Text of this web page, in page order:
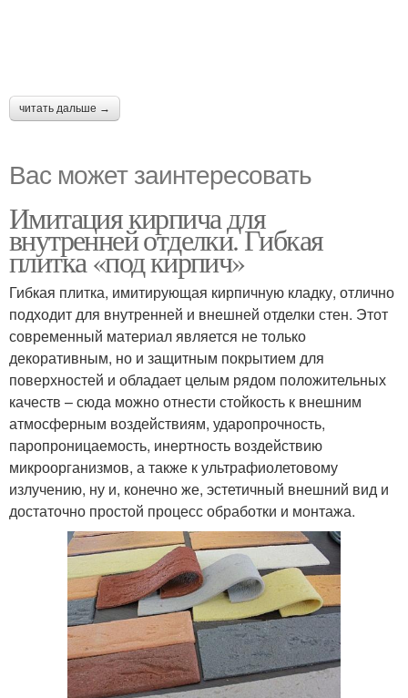
читать дальше →
Вас может заинтересовать
Имитация кирпича для
внутренней отделки. Гибкая
плитка «под кирпич»
Гибкая плитка, имитирующая кирпичную кладку, отлично
подходит для внутренней и внешней отделки стен. Этот
современный материал является не только
декоративным, но и защитным покрытием для
поверхностей и обладает целым рядом положительных
качеств – сюда можно отнести стойкость к внешним
атмосферным воздействиям, ударопрочность,
паропроницаемость, инертность воздействию
микроорганизмов, а также к ультрафиолетовому
излучению, ну и, конечно же, эстетичный внешний вид и
достаточно простой процесс обработки и монтажа.